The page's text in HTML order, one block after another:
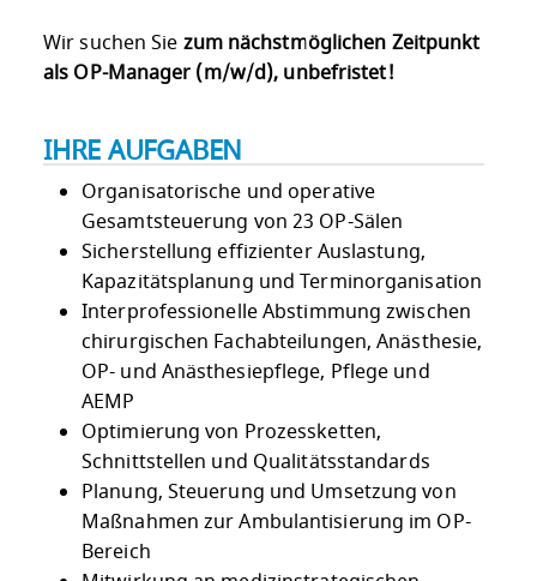
Wir suchen Sie zum nächstmöglichen Zeitpunkt
als OP-Manager (m/w/d), unbefristet!
IHRE AUFGABEN
Organisatorische und operative
Gesamtsteuerung von 23 OP-Sälen
Sicherstellung effizienter Auslastung,
Kapazitätsplanung und Terminorganisation
Interprofessionelle Abstimmung zwischen
chirurgischen Fachabteilungen, Anästhesie,
OP- und Anästhesiepflege, Pflege und
AEMP
Optimierung von Prozessketten,
Schnittstellen und Qualitätsstandards
Planung, Steuerung und Umsetzung von
Maßnahmen zur Ambulantisierung im OP-
Bereich